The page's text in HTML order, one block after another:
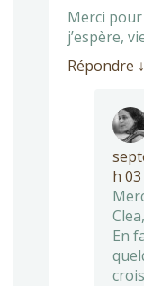
Merci
j’espère,
Répondre ↓
h
En